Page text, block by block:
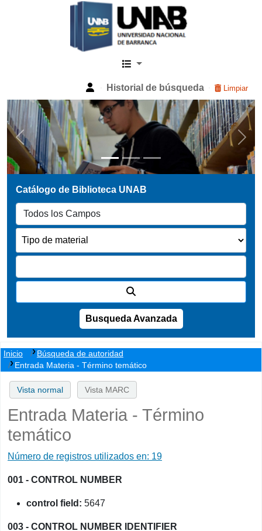
Catalogo Web UNAB
Historial de búsqueda Limpiar
Previous Next
Busqueda Avanzada
Inicio
Búsqueda de autoridad
Entrada Materia - Término temático
Vista normal Vista MARC
Entrada Materia - Término
temático
Número de registros utilizados en: 19
001 - CONTROL NUMBER
control field: 5647
003 - CONTROL NUMBER IDENTIFIER